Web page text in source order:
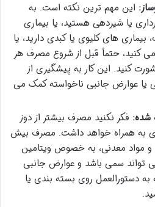
این مهم ترین نکته است. به
یا شیردهی هستید، یا بیماری
های کلیوی یا کبدی دارید، یا
کنید، حتماً قبل از شروع مصرف هر
کنید. این کار به پیشگیری از
یا عوارض جانبی ناخواسته کمک می
شده: فکر نکنید مصرف بیشتر از دوز
به همراه خواهد داشت. مصرف بیش
و مواد معدنی، به خصوص ویتامین
تواند سمی باشد و عوارض جانبی
دستورالعمل روی بسته بندی یا